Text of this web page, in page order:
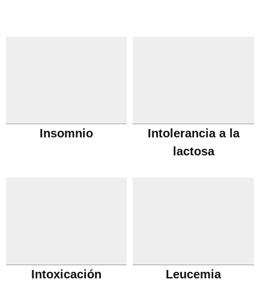
Insomnio
Intolerancia a la
lactosa
Intoxicación Leucemia